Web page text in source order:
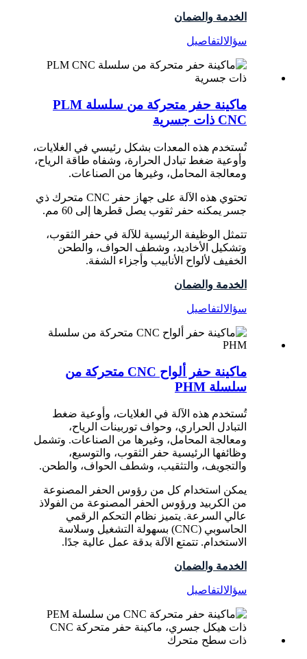
الخدمة والضمان
سؤالالتفاصيل
ماكينة حفر متحركة من سلسلة PLM
CNC ذات جسرية
تُستخدم هذه المعدات بشكل رئيسي في الغلايات،
وأوعية ضغط تبادل الحرارة، وشفاه طاقة الرياح،
ومعالجة المحامل، وغيرها من الصناعات.
تحتوي هذه الآلة على جهاز حفر CNC متحرك ذي
جسر يمكنه حفر ثقوب يصل قطرها إلى 60 مم.
تتمثل الوظيفة الرئيسية للآلة في حفر الثقوب،
وتشكيل الأخاديد، وشطف الحواف، والطحن
الخفيف لألواح الأنابيب وأجزاء الشفة.
الخدمة والضمان
سؤالالتفاصيل
ماكينة حفر ألواح CNC متحركة من
سلسلة PHM
تُستخدم هذه الآلة في الغلايات، وأوعية ضغط
التبادل الحراري، وحواف توربينات الرياح،
ومعالجة المحامل، وغيرها من الصناعات. وتشمل
وظائفها الرئيسية حفر الثقوب، والتوسيع،
والتجويف، والتثقيب، وشطف الحواف، والطحن.
يمكن استخدام كل من رؤوس الحفر المصنوعة
من الكربيد ورؤوس الحفر المصنوعة من الفولاذ
عالي السرعة. يتميز نظام التحكم الرقمي
الحاسوبي (CNC) بسهولة التشغيل وسلاسة
الاستخدام. تتمتع الآلة بدقة عمل عالية جدًا.
الخدمة والضمان
سؤالالتفاصيل